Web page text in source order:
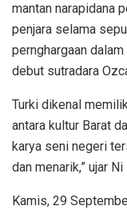
mantan narapidana
penjara selama
pernghargaan
debut sutradara
Turki dikenal
antara kultur Barat
karya seni negeri
dan menarik,” ujar
Kamis, 29